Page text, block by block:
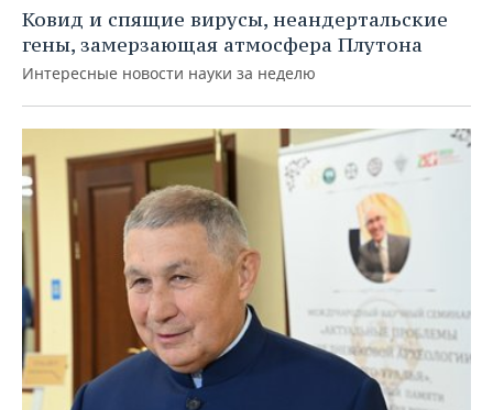
Ковид и спящие вирусы, неандертальские
гены, замерзающая атмосфера Плутона
Интересные новости науки за неделю